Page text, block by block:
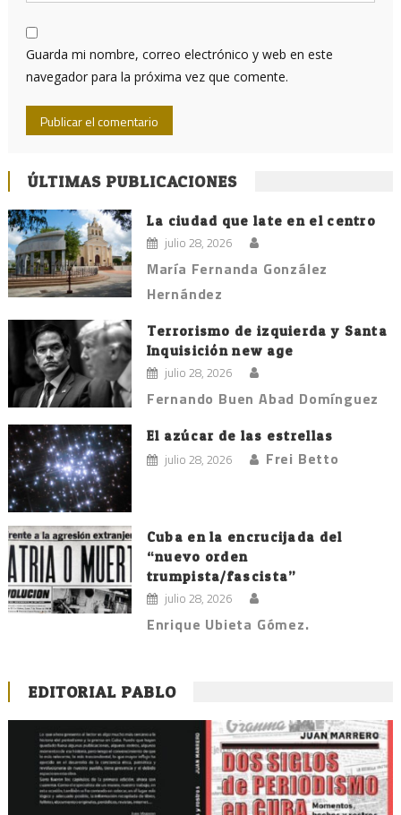
Guarda mi nombre, correo electrónico y web en este
navegador para la próxima vez que comente.
ÚLTIMAS PUBLICACIONES
La ciudad que late en el centro
julio 28, 2026
María Fernanda González
Hernández
Terrorismo de izquierda y Santa
Inquisición new age
julio 28, 2026
Fernando Buen Abad Domínguez
El azúcar de las estrellas
julio 28, 2026 Frei Betto
Cuba en la encrucijada del
“nuevo orden
trumpista/fascista”
julio 28, 2026
Enrique Ubieta Gómez.
EDITORIAL PABLO